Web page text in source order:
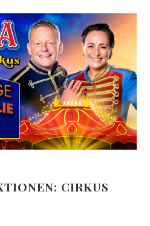
CIRKUS